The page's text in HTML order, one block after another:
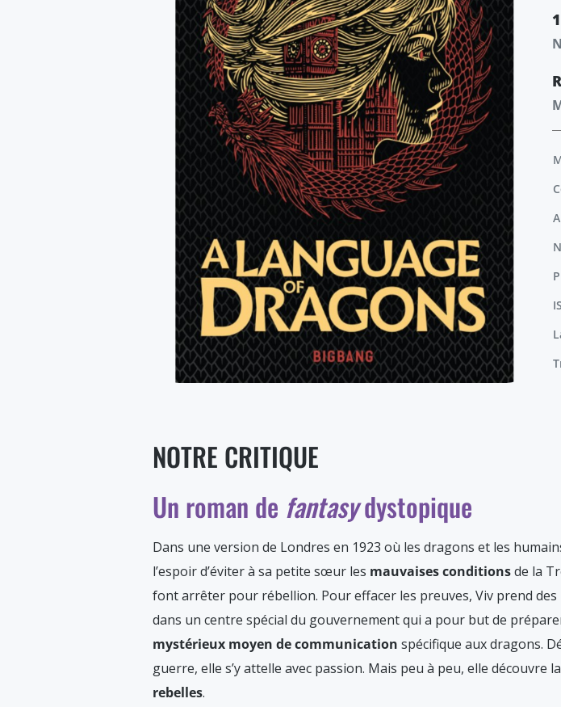
NOTRE CRITIQUE
Un roman de fantasydystopique
Dans une version de Londres en 1923 où les dragons et les
l’espoir d’éviter à sa petite sœur les mauvaises conditionsde la
font arrêter pour rébellion. Pour effacer les preuves, Viv prend
dans un centre spécial du gouvernement qui a pour but de
mystérieux moyen de communication spécifique aux dragons.
guerre, elle s’y attelle avec passion. Mais peu à peu, elle
rebelles.